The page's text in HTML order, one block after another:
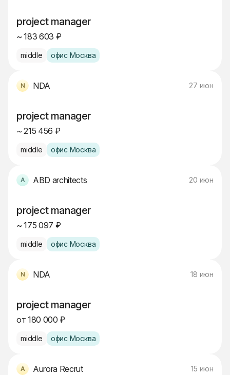
project manager
~ 183 603 ₽
middle офис Москва
NDA 27 июн
project manager
~ 215 456 ₽
middle офис Москва
ABD architects 20 июн
project manager
~ 175 097 ₽
middle офис Москва
NDA 18 июн
project manager
от 180 000 ₽
middle офис Москва
Aurora Recrut 15 июн